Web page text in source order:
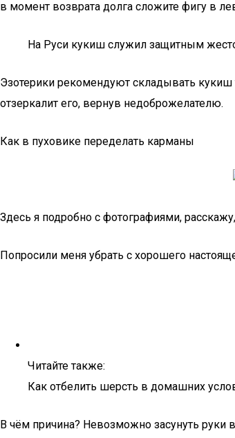
в момент возврата долга сложите фигу в
На Руси кукиш служил защитным
Эзотерики рекомендуют складывать
отзеркалит его, вернув недоброжелателю.
Как в пуховике переделать карманы
Здесь я подробно с фотографиями,
Попросили меня убрать с хорошего
Читайте также:
Как отбелить шерсть в домашних
В чём причина? Невозможно засунуть руки